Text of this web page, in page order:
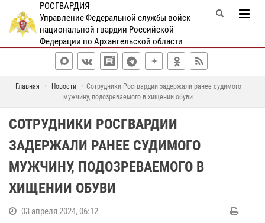
РОСГВАРДИЯ
Управление Федеральной службы войск
национальной гвардии Российской
Федерации по Архангельской области
Главная Новости
Сотрудники Росгвардии задержали ранее судимого
мужчину, подозреваемого в хищении обуви
СОТРУДНИКИ РОСГВАРДИИ
ЗАДЕРЖАЛИ РАНЕЕ СУДИМОГО
МУЖЧИНУ, ПОДОЗРЕВАЕМОГО В
ХИЩЕНИИ ОБУВИ
03 апреля 2024, 06:12